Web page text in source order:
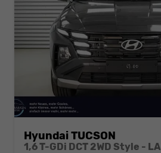
Hyundai TUCSON
1,6 T-GDi DCT 2WD Style -